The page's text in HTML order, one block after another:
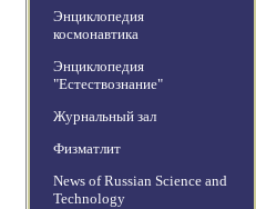
Энциклопедия
космонавтика
Энциклопедия
"Естествознание"
Журнальный зал
Физматлит
News of Russian Science and
Technology